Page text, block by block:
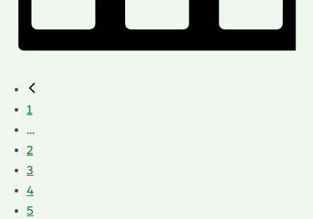
1
...
2
3
4
5